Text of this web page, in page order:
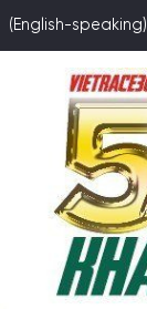
(English-speaking)